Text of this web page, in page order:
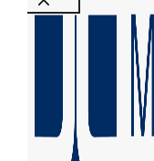
Luk